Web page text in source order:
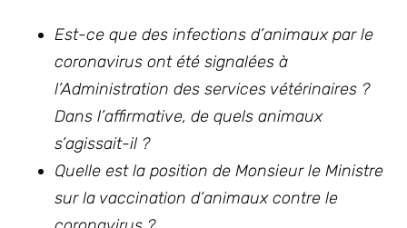
Est-ce que des infections d’animaux par le
coronavirus ont été signalées à
l’Administration des services vétérinaires ?
Dans l’affirmative, de quels animaux
s’agissait-il ?
Quelle est la position de Monsieur le Ministre
sur la vaccination d’animaux contre le